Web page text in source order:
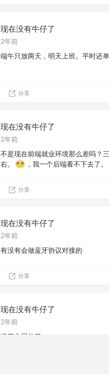
现在没有牛仔了
2年前
端午只放两天，明天上班。平时还
分享
现在没有牛仔了
2年前
不是现在前端就业环境那么差吗？
右。
，我一个后端看不下去了。
分享
现在没有牛仔了
2年前
有没有会做蓝牙协议对接的
分享
现在没有牛仔了
2年前
饿了个屁的了